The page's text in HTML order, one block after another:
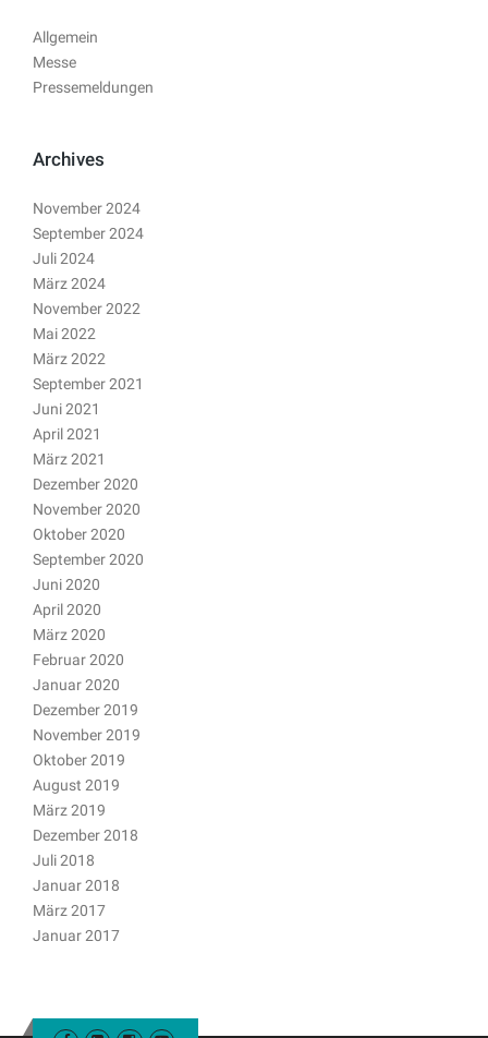
Allgemein
Messe
Pressemeldungen
Archives
November 2024
September 2024
Juli 2024
März 2024
November 2022
Mai 2022
März 2022
September 2021
Juni 2021
April 2021
März 2021
Dezember 2020
November 2020
Oktober 2020
September 2020
Juni 2020
April 2020
März 2020
Februar 2020
Januar 2020
Dezember 2019
November 2019
Oktober 2019
August 2019
März 2019
Dezember 2018
Juli 2018
Januar 2018
März 2017
Januar 2017